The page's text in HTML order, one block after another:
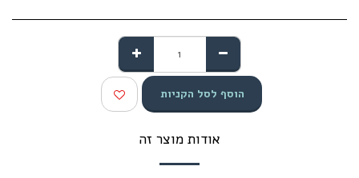
הוסף לסל הקניות
אודות מוצר זה